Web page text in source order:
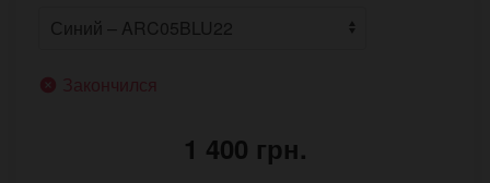
Закончился
1 400 грн.